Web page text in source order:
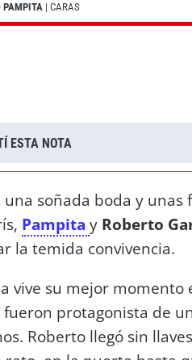
PAMPITA | CARAS
ESTA NOTA
una soñada boda y
Pampita y Roberto
la temida convivencia.
vive su mejor
fueron protagonista de
Roberto llegó sin